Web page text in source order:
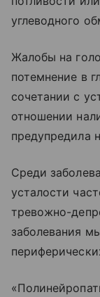
углеводного
Жалобы на
потемнение в
сочетании с
отношении
предупредила
Среди
усталости
тревожно-
заболевания